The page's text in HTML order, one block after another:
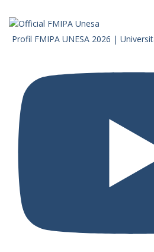
Profil FMIPA UNESA 2026 |